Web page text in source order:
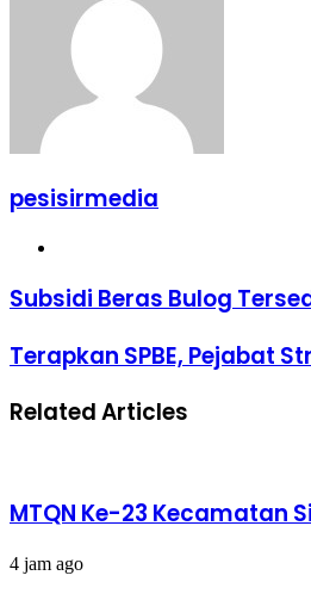
pesisirmedia
Subsidi Beras Bulog
Terapkan SPBE, Pejabat
Related Articles
MTQN Ke-23 Kecamatan
4 jam ago